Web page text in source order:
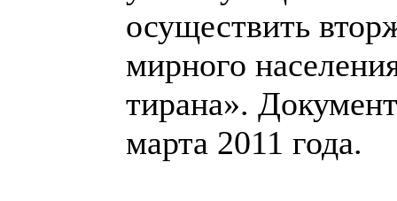
осуществить
мирного
тирана».
марта 2011 года.